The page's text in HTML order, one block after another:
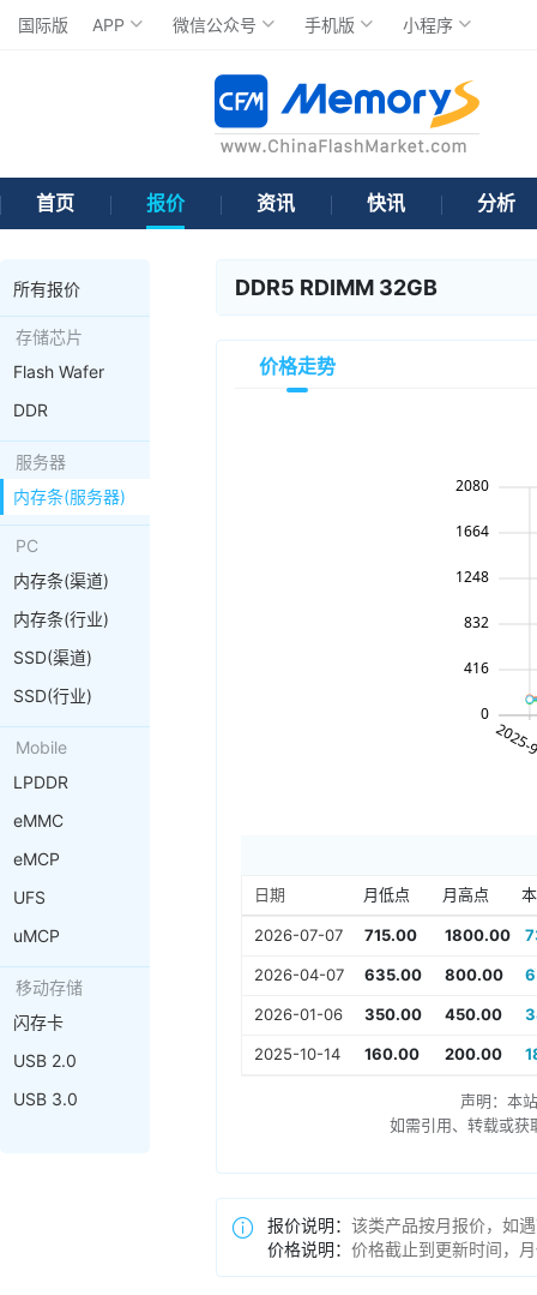
国际版 APP 微信公众号 手机版 小程序
首页 报价 资讯 快讯 分析
所有报价
存储芯片
Flash Wafer
DDR
服务器
内存条(服务器)
PC
内存条(渠道)
内存条(行业)
SSD(渠道)
SSD(行业)
Mobile
LPDDR
eMMC
eMCP
UFS
uMCP
移动存储
闪存卡
USB 2.0
USB 3.0
DDR5 RDIMM 32GB
价格走势
日期 月低点 月高点
2026-07-07 715.00 1800.00
2026-04-07 635.00 800.00
2026-01-06 350.00 450.00
2025-10-14 160.00 200.00
声明：本
如需引用、转载或
报价说明： 该类产品按月报价，如
价格说明： 价格截止到更新时间，